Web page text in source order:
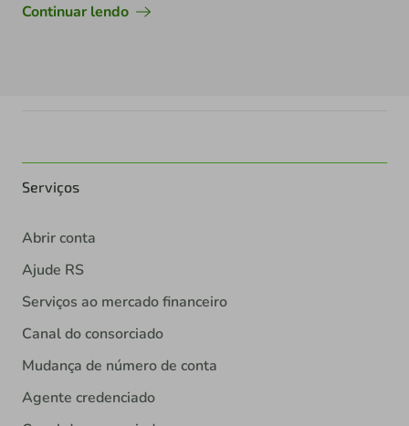
Continuar lendo
Serviços
Abrir conta
Ajude RS
Serviços ao mercado financeiro
Canal do consorciado
Mudança de número de conta
Agente credenciado